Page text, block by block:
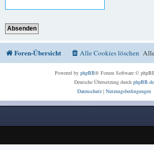
Foren-Übersicht Alle Cookies löschen
Powered by phpBB® Forum Software ©
Deutsche Übersetzung durch phpBB.de
Datenschutz| Nutzungsbedingungen